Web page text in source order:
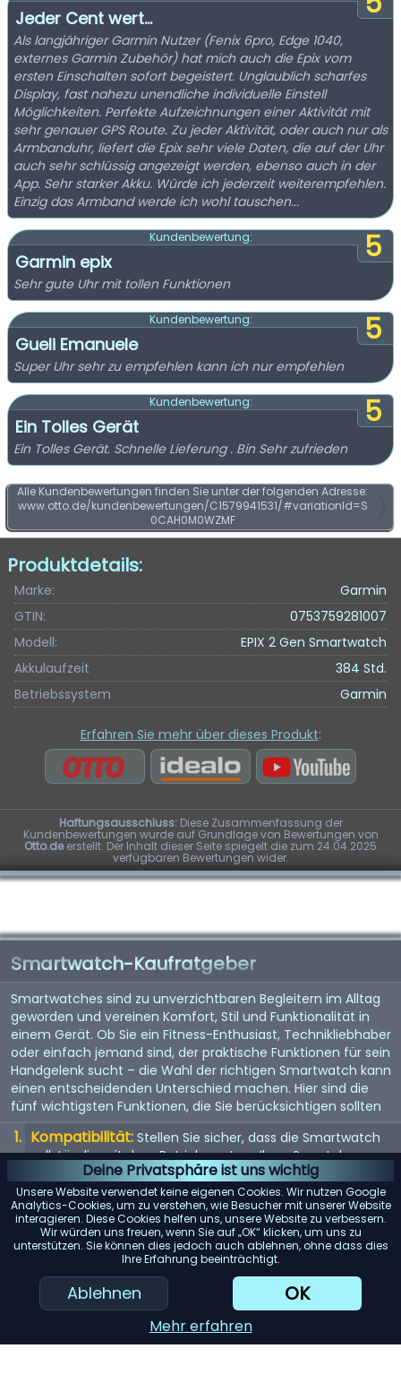
Deine Privatsphäre ist uns wichtig
Unsere Website verwendet keine eigenen Cookies. Wir nutzen Google
Analytics-Cookies, um zu verstehen, wie Besucher mit unserer Website
interagieren. Diese Cookies helfen uns, unsere Website zu verbessern.
Wir würden uns freuen, wenn Sie auf „OK“ klicken, um uns zu
unterstützen. Sie können dies jedoch auch ablehnen, ohne dass dies
Ihre Erfahrung beeinträchtigt.
Ablehnen OK
Mehr erfahren
Jeder Cent wert...
Als langjähriger Garmin Nutzer (Fenix 6pro, Edge 1040,
externes Garmin Zubehör) hat mich auch die Epix vom
ersten Einschalten sofort begeistert. Unglaublich scharfes
Display, fast nahezu unendliche individuelle Einstell
Möglichkeiten. Perfekte Aufzeichnungen einer Aktivität mit
sehr genauer GPS Route. Zu jeder Aktivität, oder auch nur als
Armbanduhr, liefert die Epix sehr viele Daten, die auf der Uhr
auch sehr schlüssig angezeigt werden, ebenso auch in der
App. Sehr starker Akku. Würde ich jederzeit weiterempfehlen.
Einzig das Armband werde ich wohl tauschen...
5
Kundenbewertung:
Garmin epix
Sehr gute Uhr mit tollen Funktionen
5
Kundenbewertung:
Gueli Emanuele
Super Uhr sehr zu empfehlen kann ich nur empfehlen
5
Kundenbewertung:
Ein Tolles Gerät
Ein Tolles Gerät. Schnelle Lieferung . Bin Sehr zufrieden
Alle Kundenbewertungen finden Sie unter der folgenden Adresse:
www.otto.de/kundenbewertungen/C1579941531/#variationId=S
0CAH0M0WZMF
Produktdetails:
Marke:
Garmin
GTIN:
0753759281007
Modell:
EPIX 2 Gen Smartwatch
Akkulaufzeit
384 Std.
Betriebssystem
Garmin
Erfahren Sie mehr über dieses Produkt:
Haftungsausschluss:Diese Zusammenfassung der
Kundenbewertungen wurde auf Grundlage von Bewertungen von
Otto.deerstellt. Der Inhalt dieser Seite spiegelt die zum 24.04.2025
verfügbaren Bewertungen wider.
Smartwatch-Kaufratgeber
Smartwatches sind zu unverzichtbaren Begleitern im Alltag
geworden und vereinen Komfort, Stil und Funktionalität in
einem Gerät. Ob Sie ein Fitness-Enthusiast, Technikliebhaber
oder einfach jemand sind, der praktische Funktionen für sein
Handgelenk sucht – die Wahl der richtigen Smartwatch kann
einen entscheidenden Unterschied machen. Hier sind die
fünf wichtigsten Funktionen, die Sie berücksichtigen sollten
Kompatibilität: Stellen Sie sicher, dass die Smartwatch
vollständig mit dem Betriebssystem Ihres Smartphones
(iOS oder Android) kompatibel ist, um mögliche
Einschränkungen zu vermeiden.
Akkulaufzeit: Achten Sie auf Modelle mit einer langen
Akkulaufzeit, insbesondere wenn Sie Funktionen wie GPS-
Tracking oder kontinuierliche Herzfrequenzmessung
regelmäßig nutzen möchten.
Gesundheits- und Fitness-Tracking:
Berücksichtigen
Sie die verschiedenen Tracking-Funktionen wie